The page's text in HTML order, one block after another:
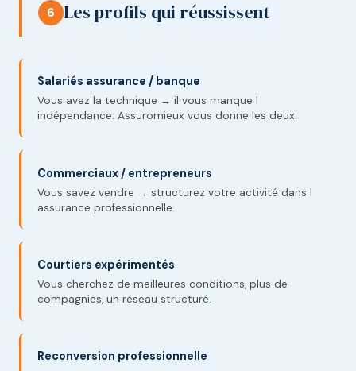
6 Les profils qui réussissent
Salariés assurance / banque
Vous avez la technique → il vous manque l
indépendance. Assuromieux vous donne les deux.
Commerciaux / entrepreneurs
Vous savez vendre → structurez votre activité dans l
assurance professionnelle.
Courtiers expérimentés
Vous cherchez de meilleures conditions, plus de
compagnies, un réseau structuré.
Reconversion professionnelle